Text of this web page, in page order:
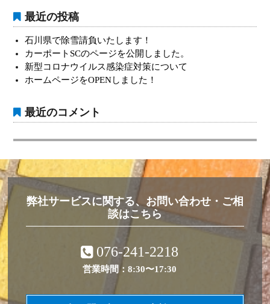
ゲ
ー
シ
ョ
最近の投稿
石川県で除雪請負いたします！
カーポートSCのページを公開しました。
新型コロナウイルス感染症対策について
ホームページをOPENしました！
最近のコメント
弊社サービスに関する、お問い合わせ・ご相
談はこちら
076-241-2218
営業時間：8:30〜17:30